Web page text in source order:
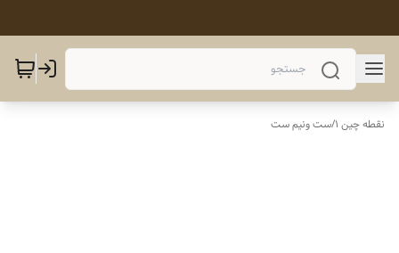
نقطه چین 1 /ست ونیم ست